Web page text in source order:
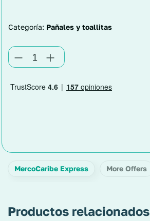
Categoría: Pañales y toallitas
MercoCaribe Express More Offers
Productos relacionados